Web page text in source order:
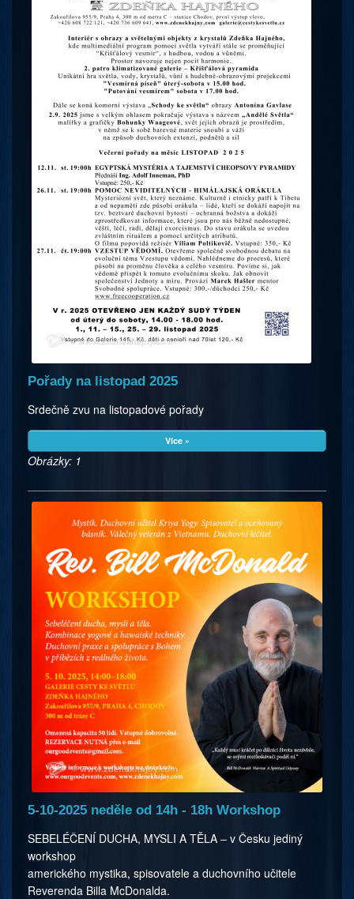
Pořady na listopad 2025
Srdečně zvu na listopadové pořady
Více »
Obrázky: 1
5-10-2025 neděle od 14h - 18h Workshop
SEBELÉČENÍ DUCHA, MYSLI A TĚLA – v Česku jediný
workshop
amerického mystika, spisovatele a duchovního učitele
Reverenda Billa McDonalda.